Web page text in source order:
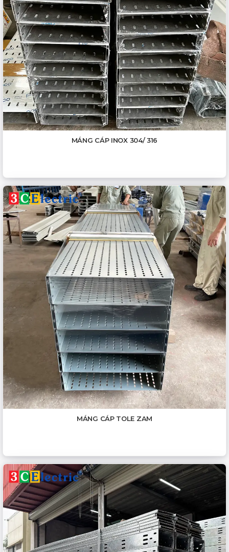
MÁNG CÁP INOX 304/ 316
MÁNG CÁP TOLE ZAM